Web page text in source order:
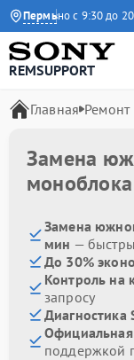
Пермьс 9:30 до 20:30
REMSUPPORT
Главная
Замена
Замена
мин —
До 30%
Контроль на
запросу
Диагностика
Официальная
поддержкой